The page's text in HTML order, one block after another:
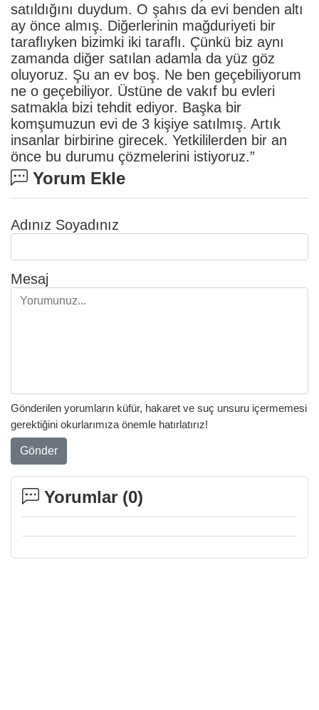
satıldığını duydum. O şahıs da evi benden altı
ay önce almış. Diğerlerinin mağduriyeti bir
taraflıyken bizimki iki taraflı. Çünkü biz aynı
zamanda diğer satılan adamla da yüz göz
oluyoruz. Şu an ev boş. Ne ben geçebiliyorum
ne o geçebiliyor. Üstüne de vakıf bu evleri
satmakla bizi tehdit ediyor. Başka bir
komşumuzun evi de 3 kişiye satılmış. Artık
insanlar birbirine girecek. Yetkililerden bir an
önce bu durumu çözmelerini istiyoruz.”
Yorum Ekle
Adınız Soyadınız
Mesaj
Gönderilen yorumların küfür, hakaret ve suç unsuru içermemesi
gerektiğini okurlarımıza önemle hatırlatırız!
Gönder
Yorumlar (0)